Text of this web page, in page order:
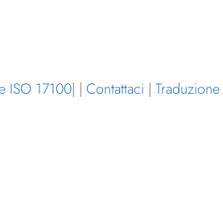
ISO 17100| |Contattaci |